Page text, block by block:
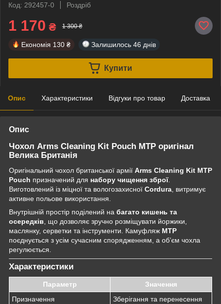
Код: 292457-0
Роздріб
1 170 ₴ 1 300 ₴
Економія 130 ₴ Залишилось 46 днів
Купити
Опис Характеристики Відгуки про товар Доставка
Опис
Чохол Arms Cleaning Kit Pouch MTP оригінал
Велика Британія
Оригінальний чохол британської армії Arms Cleaning Kit MTP
Pouch призначений для набору чищення зброї.
Виготовлений із міцної та вологозахисної Cordura , витримує
активне польове використання.
Внутрішній простір поділений на багато кишень та
осередків , що дозволяє зручно розміщувати йоржики,
маслянку, серветки та інструменти. Камуфляж MTP
поєднується з усім сучасним спорядженням, а об’єм чохла
регулюється.
Характеристики
Параметр
Значення
Призначення
Зберігання та перенесення